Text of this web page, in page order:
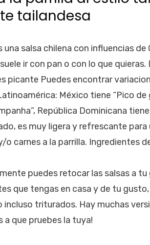
tailandesa
una salsa chilena con influencias
ir con pan o con lo que
picante Puedes encontrar
México tiene “Pico de
República Dominicana tiene
es muy ligera y refrescante
o carnes a la parrilla. Ingredientes
puedes retocar las salsas a
que tengas en casa y de tu
incluso triturados. Hay muchas
a que pruebes la tuya!